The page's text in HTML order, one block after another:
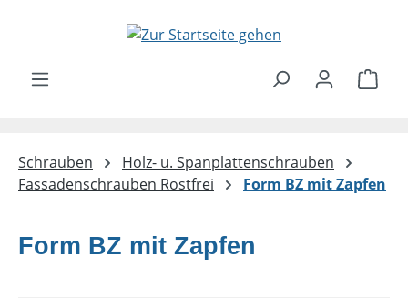
Zum Hauptinhalt springen
Schrauben
Holz- u. Spanplattenschrauben
Fassadenschrauben Rostfrei
Form BZ mit Zapfen
Form BZ mit Zapfen